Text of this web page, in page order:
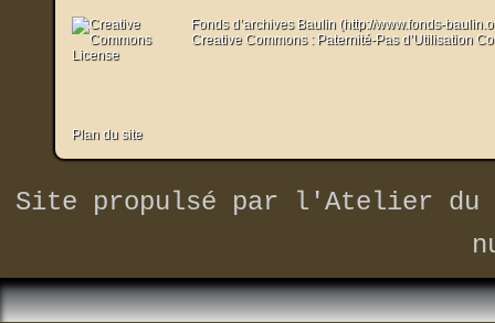
Fonds d’archives Baulin (http://www.fonds-
Creative Commons : Paternité-Pas d’Utilisation
Plan du site
Site propulsé par
l'Atelier du